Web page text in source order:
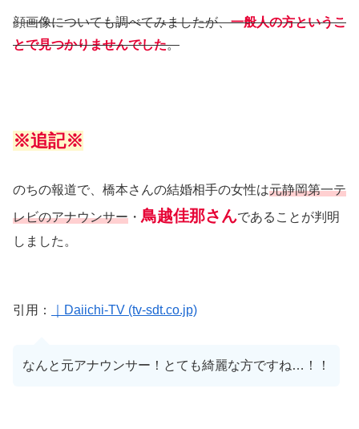
顔画像についても調べてみましたが、一般人の方というこ
とで見つかりませんでした。
※追記※
のちの報道で、橋本さんの結婚相手の女性は元静岡第一テ
レビのアナウンサー ・ 鳥越佳那さんであることが判明
しました。
引用： ｜Daiichi-TV (tv-sdt.co.jp)
なんと元アナウンサー！とても綺麗な方ですね…！！